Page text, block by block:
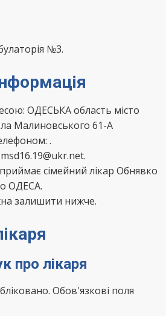
№3.
ОДЕСЬКА область місто
Малиновського 61-А
.
сімейний лікар Обнявко
ОДЕСА.
залишити нижче.
про лікаря
Обов'язкові поля